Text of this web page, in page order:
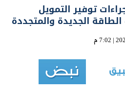
توفير التمويل
الجديدة والمتجددة